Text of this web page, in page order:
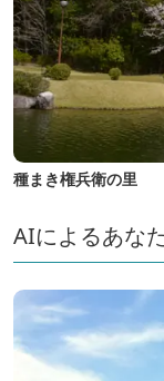
種まき権兵衛の里
AIによるあな